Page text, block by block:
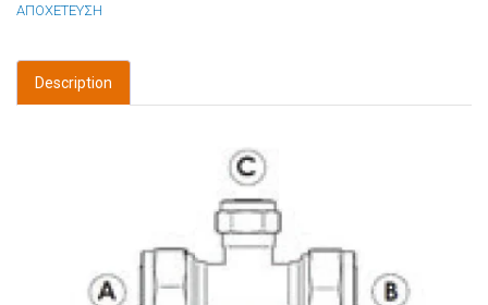
ΑΠΟΧΕΤΕΥΣΗ
Description